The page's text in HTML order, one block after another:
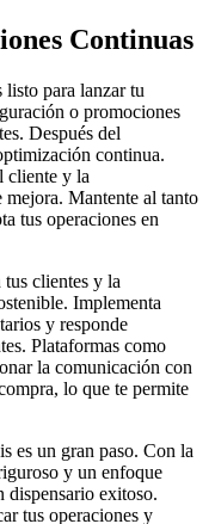
Continuas
listo para lanzar tu
o promociones
Después del
continua.
cliente y la
mejora. Mantente al tanto
tus operaciones en
clientes y la
Implementa
y responde
Plataformas como
la comunicación con
lo que te permite
es un gran paso. Con la
y un enfoque
dispensario exitoso.
tus operaciones y